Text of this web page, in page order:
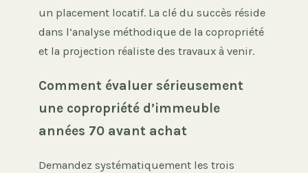
un placement locatif. La clé du succès réside
dans l’analyse méthodique de la copropriété
et la projection réaliste des travaux à venir.
Comment évaluer sérieusement
une copropriété d’immeuble
années 70 avant achat
Demandez systématiquement les trois